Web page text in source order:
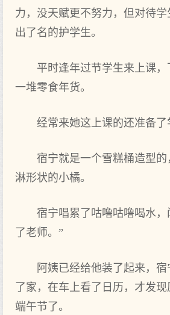
力，没天赋更不努力，但对待
出了名的护学生。
平时‌逢年‌过节学生来上课
一堆零食年‌货。
经常来她这上课的还准备了
宿宁就是一个‌雪糕桶造型
淋形状的小橘。
宿宁唱累了咕噜咕噜喝水，
了老师。”
阿姨已经给他装了起来，
了家，在车上看了日历，才发‌
端午节了。